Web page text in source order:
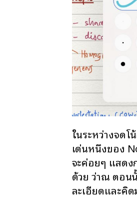
ในระหว่างจดโ
เด่นหนึ่งของ
จะค่อยๆ แสดง
ด้วย ว่าณ ตอน
ละเอียดและคิ